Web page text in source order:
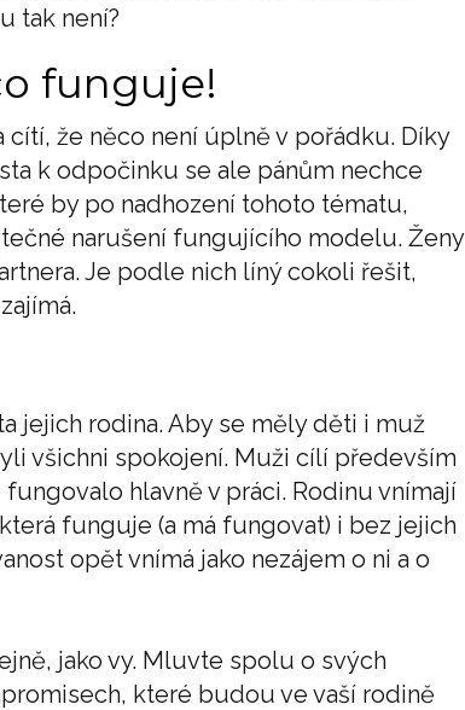
tak není?
funguje!
že něco není úplně v pořádku. Díky
k odpočinku se ale pánům nechce
by po nadhození tohoto tématu,
narušení fungujícího modelu. Ženy
Je podle nich líný cokoli řešit,
jejich rodina. Aby se měly děti i muž
všichni spokojení. Muži cílí především
hlavně v práci. Rodinu vnímají
funguje (a má fungovat) i bez jejich
opět vnímá jako nezájem o ni a o
jako vy. Mluvte spolu o svých
které budou ve vaší rodině